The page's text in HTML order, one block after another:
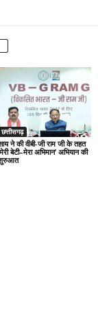
छत्तीसगढ़
ने की वीबी-जी राम जी के तहत
बेटी–मेरा अभिमान’ अभियान की